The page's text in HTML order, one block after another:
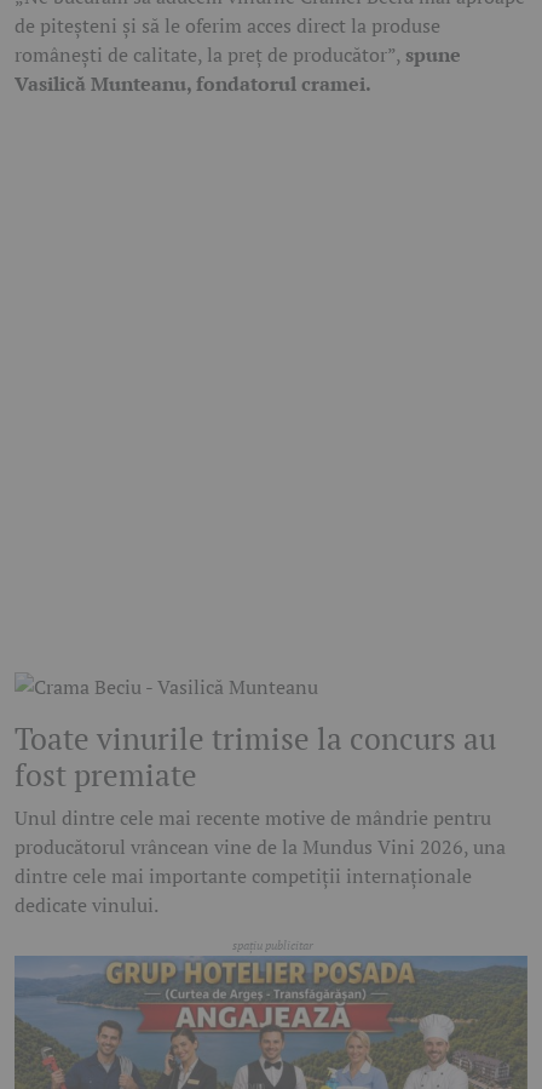
de piteșteni și să le oferim acces direct la produse
românești de calitate, la preț de producător”, spune
Vasilică Munteanu, fondatorul cramei.
Toate vinurile trimise la concurs au
fost premiate
Unul dintre cele mai recente motive de mândrie pentru
producătorul vrâncean vine de la Mundus Vini 2026, una
dintre cele mai importante competiții internaționale
dedicate vinului.